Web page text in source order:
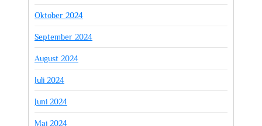
Oktober 2024
September 2024
August 2024
Juli 2024
Juni 2024
Mai 2024